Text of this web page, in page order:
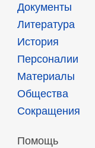
Документы
Литература
История
Персоналии
Материалы
Общества
Сокращения
Помощь